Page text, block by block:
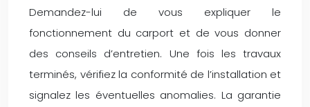
Demandez-lui de vous expliquer le
fonctionnement du carport et de vous donner
des conseils d’entretien. Une fois les travaux
terminés, vérifiez la conformité de l’installation et
signalez les éventuelles anomalies. La garantie